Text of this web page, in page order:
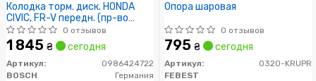
Колодка торм. диск. HONDA
CIVIC, FR-V передн. (пр-во
Bosch)
0 отзывов
1 845 ₴ сегодня
Артикул:
0986424722
BOSCH
Германия
Опора шаровая
0 отзывов
795 ₴ сегодня
Артикул:
0320-KRUPR
FEBEST